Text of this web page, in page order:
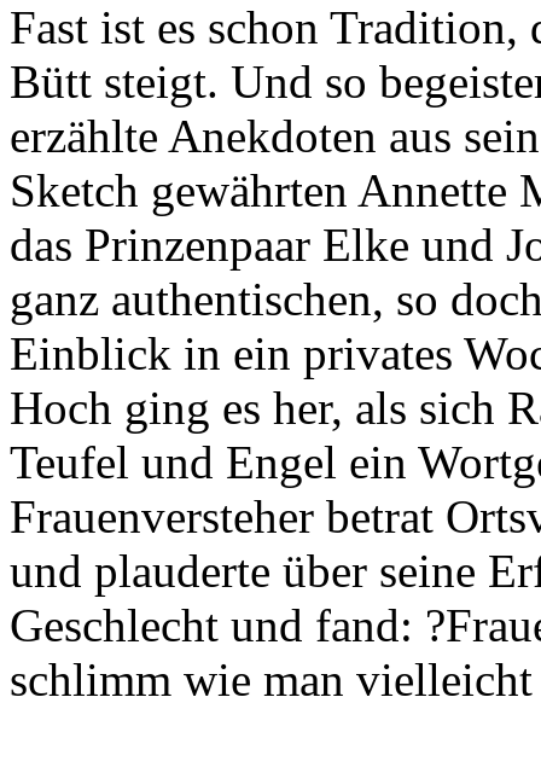
Fast ist es schon Tradition,
Bütt steigt. Und so
erzählte Anekdoten aus
Sketch gewährten Annette
das Prinzenpaar Elke und
ganz authentischen, so
Einblick in ein privates
Hoch ging es her, als sich
Teufel und Engel ein
Frauenversteher betrat
und plauderte über seine
Geschlecht und fand:
schlimm wie man